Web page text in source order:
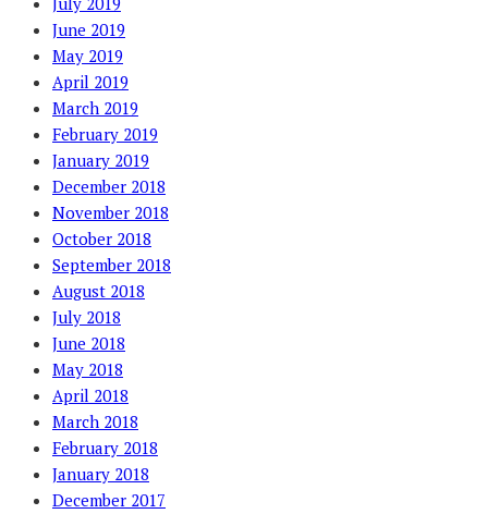
June 2019
May 2019
April 2019
March 2019
February 2019
January 2019
December 2018
November 2018
October 2018
September 2018
August 2018
July 2018
June 2018
May 2018
April 2018
March 2018
February 2018
January 2018
December 2017